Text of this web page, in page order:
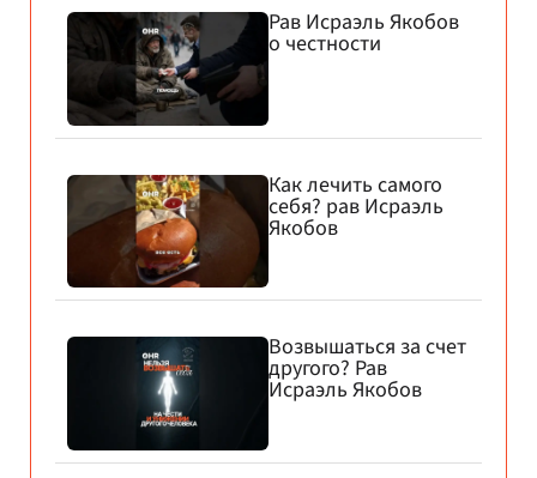
Рав Исраэль Якобов
о честности
Как лечить самого
себя? рав Исраэль
Якобов
Возвышаться за счет
другого? Рав
Исраэль Якобов